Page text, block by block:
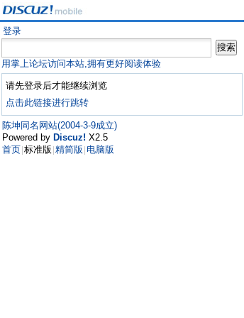
登录
用掌上论坛访问本站,拥有更好阅读体验
请先登录后才能继续浏览
点击此链接进行跳转
陈坤同名网站(2004-3-9成立)
Powered by Discuz! X2.5
首页 标准版 精简版 电脑版